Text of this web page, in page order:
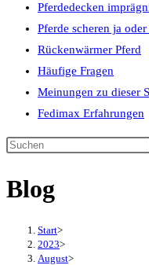
Pferdedecken
Pferde scheren ja oder
Rückenwärmer Pferd
Häufige Fragen
Meinungen zu dieser
Fedimax Erfahrungen
Diese
durchsuchen
Blog
Start>
2023>
August>